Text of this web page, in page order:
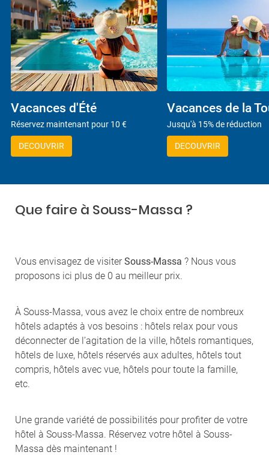
Vacances d'Été
Réservez maintenant pour 10 €
DECOUVRIR
Vacances de la
Jusqu'à 15% de réduction
DECOUVRIR
Que faire à Souss-Massa ?
Vous envisagez de visiterSouss-Massa ? Nous vous
proposons ici plus de 0 au meilleur prix.
À Souss-Massa, vous avez le choix entre de nombreux
hôtels adaptés à vos besoins : hôtels relax pour vous
déconnecter de l’agitation de la ville, hôtels romantiques,
hôtels de luxe, hôtels réservés aux adultes, hôtels tout
compris, hôtels avec vue, hôtels pour toute la famille,
etc.
Une grande variété de possibilités pour profiter de votre
hôtel à Souss-Massa. Réservez votre hôtel à Souss-
Massa dès maintenant !